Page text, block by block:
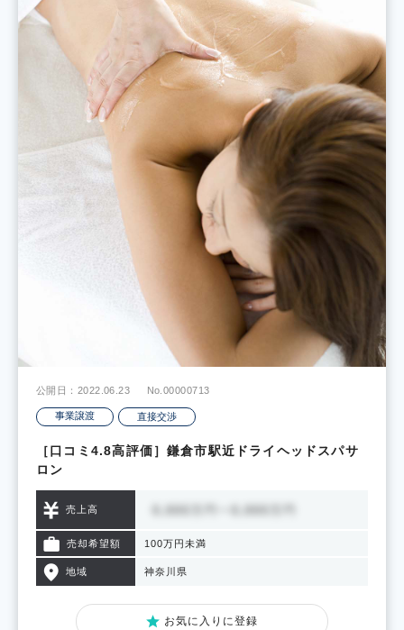
公開日：2022.06.23 No.00000713
事業譲渡 直接交渉
［口コミ4.8高評価］鎌倉市駅近ドライヘッドスパサ
ロン
売上高
売却希望額 100万円未満
地域 神奈川県
お気に入りに登録